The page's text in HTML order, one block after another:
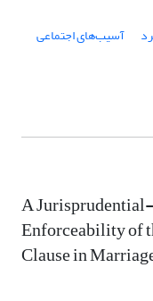
آسیب‌های اجتماعی
A
Enforceability of
Clause in